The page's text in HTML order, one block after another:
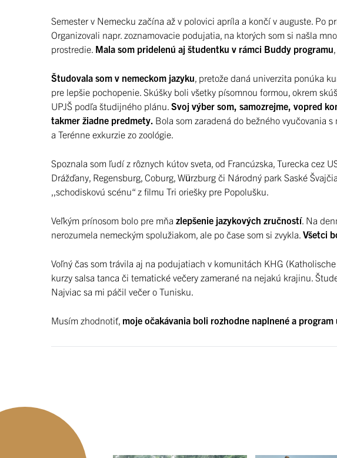
Semester v Nemecku začína až v polovici apríla a končí v auguste. Po
Organizovali napr. zoznamovacie podujatia, na ktorých som si našla
prostredie. Mala som pridelenú aj študentku v rámci Buddy programu
Študovala som v nemeckom jazyku, pretože daná univerzita ponúka
pre lepšie pochopenie. Skúšky boli všetky písomnou formou, okrem
UPJŠ podľa študijného plánu. Svoj výber som, samozrejme, vopred
takmer žiadne predmety. Bola som zaradená do bežného vyučovania
a Terénne exkurzie zo zoológie.
Spoznala som ľudí z rôznych kútov sveta, od Francúzska, Turecka cez
Drážďany, Regensburg, Coburg, Würzburg či Národný park Saské
,,schodiskovú scénu“ z filmu Tri oriešky pre Popolušku.
Veľkým prínosom bolo pre mňa zlepšenie jazykových zručností. Na
nerozumela nemeckým spolužiakom, ale po čase som si zvykla. Všetci
Voľný čas som trávila aj na podujatiach v komunitách KHG
kurzy salsa tanca či tematické večery zamerané na nejakú krajinu.
Najviac sa mi páčil večer o Tunisku.
Musím zhodnotiť, moje očakávania boli rozhodne naplnené a